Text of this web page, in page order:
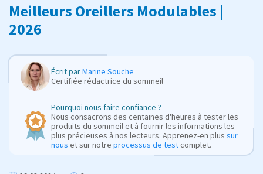
Meilleurs Oreillers Modulables |
2026
Écrit parMarine Souche
Certifiée rédactrice du sommeil
Pourquoi nous faire confiance ?
Nous consacrons des centaines d'heures à tester les
produits du sommeil et à fournir les informations les
plus précieuses à nos lecteurs. Apprenez-en plus sur
nous et sur notre processus de testcomplet.